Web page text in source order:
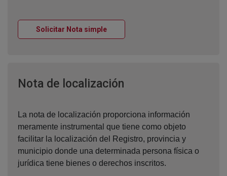
Solicitar Nota simpleVentana nueva
Nota de localización
La nota de localización proporciona información
meramente instrumental que tiene como objeto
facilitar la localización del Registro, provincia y
municipio donde una determinada persona física o
jurídica tiene bienes o derechos inscritos.